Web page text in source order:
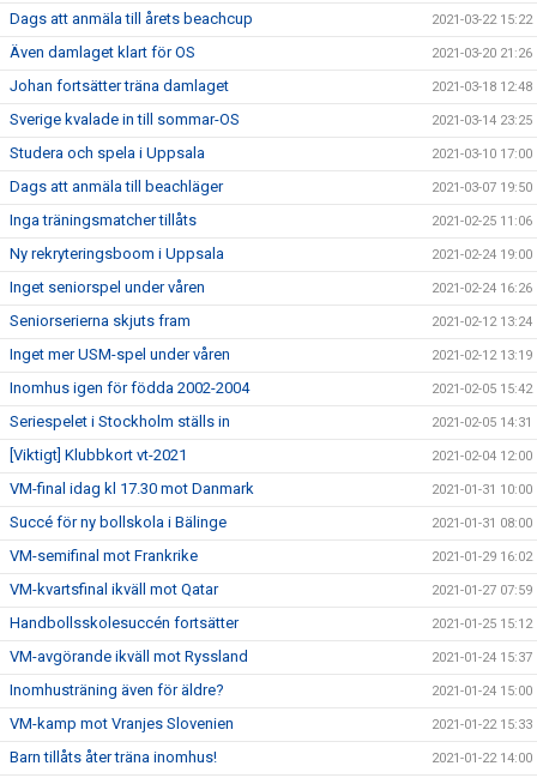
Dags att anmäla till årets beachcup 2021-03-22 15:22
Även damlaget klart för OS 2021-03-20 21:26
Johan fortsätter träna damlaget 2021-03-18 12:48
Sverige kvalade in till sommar-OS 2021-03-14 23:25
Studera och spela i Uppsala 2021-03-10 17:00
Dags att anmäla till beachläger 2021-03-07 19:50
Inga träningsmatcher tillåts 2021-02-25 11:06
Ny rekryteringsboom i Uppsala 2021-02-24 19:00
Inget seniorspel under våren 2021-02-24 16:26
Seniorserierna skjuts fram 2021-02-12 13:24
Inget mer USM-spel under våren 2021-02-12 13:19
Inomhus igen för födda 2002-2004 2021-02-05 15:42
Seriespelet i Stockholm ställs in 2021-02-05 14:31
[Viktigt] Klubbkort vt-2021 2021-02-04 12:00
VM-final idag kl 17.30 mot Danmark 2021-01-31 10:00
Succé för ny bollskola i Bälinge 2021-01-31 08:00
VM-semifinal mot Frankrike 2021-01-29 16:02
VM-kvartsfinal ikväll mot Qatar 2021-01-27 07:59
Handbollsskolesuccén fortsätter 2021-01-25 15:12
VM-avgörande ikväll mot Ryssland 2021-01-24 15:37
Inomhusträning även för äldre? 2021-01-24 15:00
VM-kamp mot Vranjes Slovenien 2021-01-22 15:33
Barn tillåts åter träna inomhus! 2021-01-22 14:00